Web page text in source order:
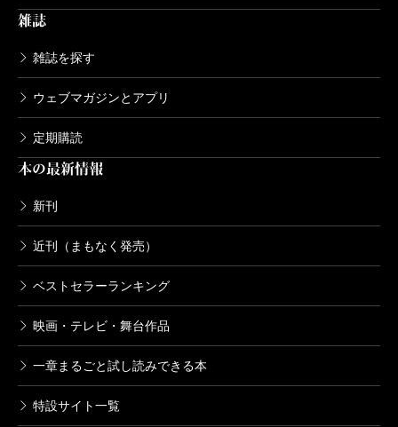
雑誌
雑誌を探す
ウェブマガジンとアプリ
定期購読
本の最新情報
新刊
近刊（まもなく発売）
ベストセラーランキング
映画・テレビ・舞台作品
一章まるごと試し読みできる本
特設サイト一覧